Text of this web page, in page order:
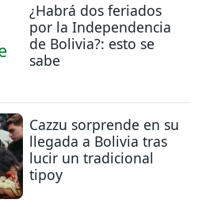
¿Habrá dos feriados
por la Independencia
de Bolivia?: esto se
sabe
Cazzu sorprende en su
llegada a Bolivia tras
lucir un tradicional
tipoy